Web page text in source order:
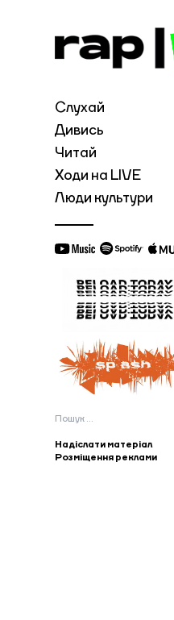
Слухай
Дивись
Читай
Ходи на LIVE
Люди культури
Пошук:
Надіслати матеріал
Розміщення реклами